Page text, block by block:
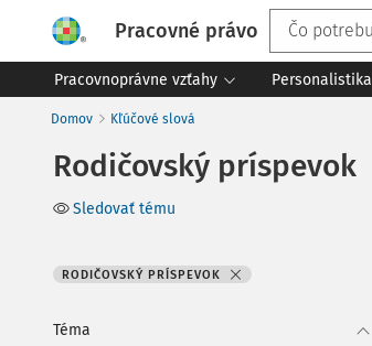
Pracovné právo
Pracovnoprávne vzťahy Personalistika
Domov Kľúčové slová
Rodičovský príspevok
Sledovať tému
RODIČOVSKÝ PRÍSPEVOK
Téma